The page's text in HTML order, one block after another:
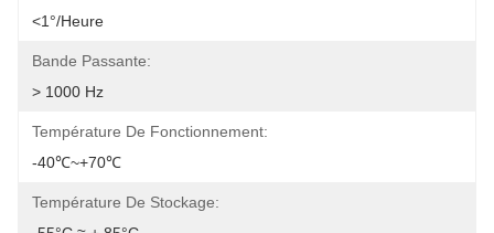
<1°/heure
Bande Passante:
> 1000 Hz
Température De Fonctionnement:
-40℃~+70℃
Température De Stockage: